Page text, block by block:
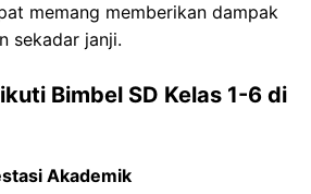
memang memberikan dampak
sekadar janji.
Bimbel SD Kelas 1-6 di
Akademik